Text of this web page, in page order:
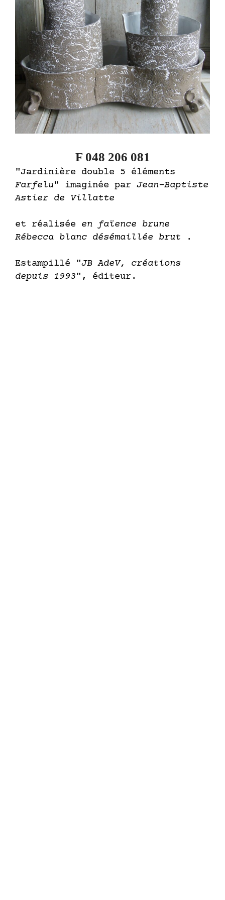
F 048 206 081
"Jardinière double 5 éléments
Farfelu" imaginée par Jean-Baptiste
Astier de Villatte
et réalisée en faïence brune
Rébecca blanc désémaillée brut
.
Estampillé "JB AdeV, créations
depuis 1993", éditeur.